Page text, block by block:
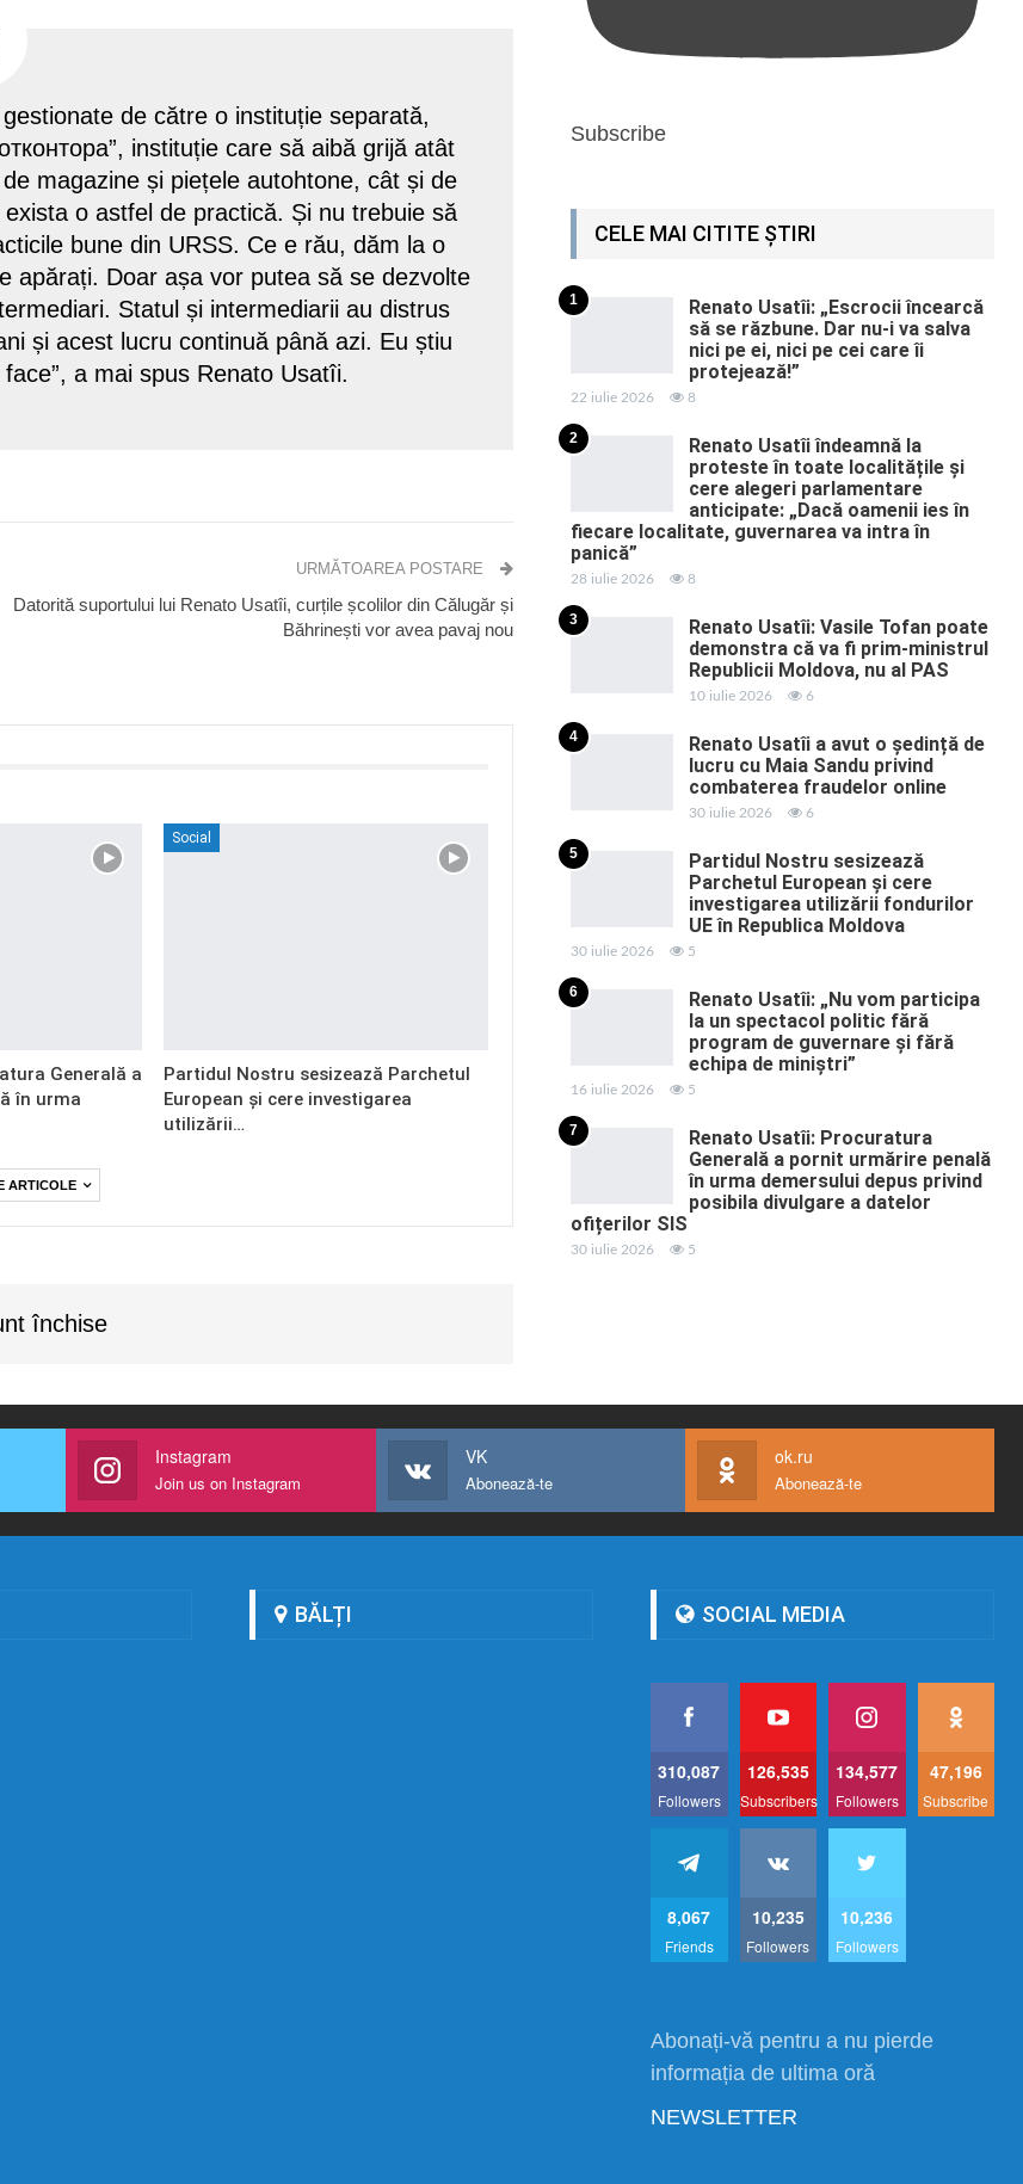
de către o instituție separată,
instituție care să aibă grijă atât
magazine și piețele autohtone, cât și de
o astfel de practică. Și nu trebuie să
bune din URSS. Ce e rău, dăm la o
apărați. Doar așa vor putea să se dezvolte
Statul și intermediarii au distrus
și acest lucru continuă până azi. Eu știu
a mai spus Renato Usatîi.
URMĂTOAREA POSTARE
Datorită suportului lui Renato Usatîi, curțile școlilor din Călugăr și
Băhrinești vor avea pavaj nou
Generală a
în urma
Social
Partidul Nostru sesizează Parchetul
European și cere investigarea
utilizării…
ARTICOLE
închise
Subscribe
CELE MAI CITITE ȘTIRI
1
Renato Usatîi: „Escrocii încearcă
să se răzbune. Dar nu-i va salva
nici pe ei, nici pe cei care îi
protejează!”
22 iulie 2026 8
2
Renato Usatîi îndeamnă la
proteste în toate localitățile și
cere alegeri parlamentare
anticipate: „Dacă oamenii ies în
fiecare localitate, guvernarea va intra în
panică”
28 iulie 2026 8
3
Renato Usatîi: Vasile Tofan poate
demonstra că va fi prim-ministrul
Republicii Moldova, nu al PAS
10 iulie 2026 6
4
Renato Usatîi a avut o ședință de
lucru cu Maia Sandu privind
combaterea fraudelor online
30 iulie 2026 6
5
Partidul Nostru sesizează
Parchetul European și cere
investigarea utilizării fondurilor
UE în Republica Moldova
30 iulie 2026 5
6
Renato Usatîi: „Nu vom participa
la un spectacol politic fără
program de guvernare și fără
echipa de miniștri”
16 iulie 2026 5
7
Renato Usatîi: Procuratura
Generală a pornit urmărire penală
în urma demersului depus privind
posibila divulgare a datelor
ofițerilor SIS
30 iulie 2026 5
Instagram
Join us on Instagram
VK
Abonează-te
ok.ru
Abonează-te
BĂLȚI SOCIAL MEDIA
310,087
Followers
126,535
Subscribers
134,577
Followers
47,196
Subscribe
8,067
Friends
10,235
Followers
10,236
Followers
Abonați-vă pentru a nu pierde
informația de ultima oră
NEWSLETTER